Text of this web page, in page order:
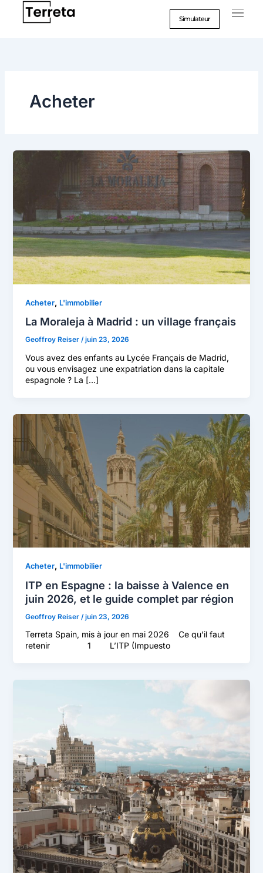
Simulateur
Acheter
Acheter, L'immobilier
La Moraleja à Madrid : un village français
Geoffroy Reiser /juin 23, 2026
Vous avez des enfants au Lycée Français de Madrid,
ou vous envisagez une expatriation dans la capitale
espagnole ? La […]
Acheter, L'immobilier
ITP en Espagne : la baisse à Valence en
juin 2026, et le guide complet par région
Geoffroy Reiser /juin 23, 2026
Terreta Spain, mis à jour en mai 2026 Ce qu’il faut
retenir 1 L’ITP (Impuesto